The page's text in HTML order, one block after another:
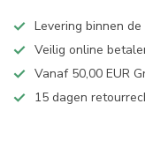
Levering binnen de
Veilig online
Vanaf 50,00 EUR
15 dagen